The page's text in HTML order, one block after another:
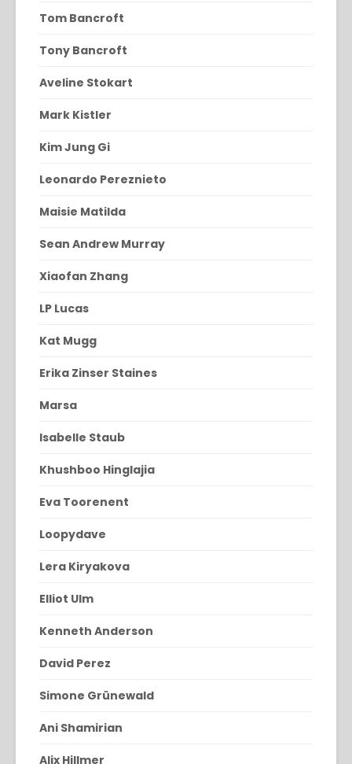
Tom Bancroft
Tony Bancroft
Aveline Stokart
Mark Kistler
Kim Jung Gi
Leonardo Pereznieto
Maisie Matilda
Sean Andrew Murray
Xiaofan Zhang
LP Lucas
Kat Mugg
Erika Zinser Staines
Marsa
Isabelle Staub
Khushboo Hinglajia
Eva Toorenent
Loopydave
Lera Kiryakova
Elliot Ulm
Kenneth Anderson
David Perez
Simone Grünewald
Ani Shamirian
Alix Hillmer